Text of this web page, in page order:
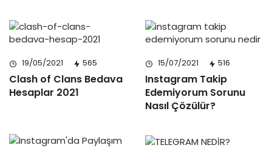
19/05/2021 565
Clash of Clans Bedava
Hesaplar 2021
15/07/2021 516
Instagram Takip
Edemiyorum Sorunu
Nasıl Çözülür?